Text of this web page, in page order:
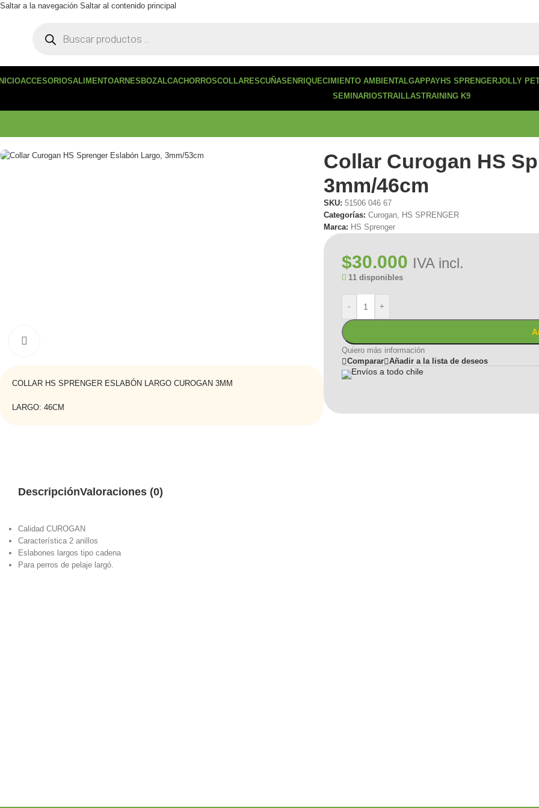
Saltar a la navegación Saltar al contenido principal
ACCESORIOSALIMENTOARNES BOZALCACHORROSCOLLARESCUÑAS ENRIQUECIMIENTO AMBIENTALGAPPAYHS SPRENGERJOLLY
SEMINARIOSTRAILLASTRAINING K9
COLLAR HS SPRENGER ESLABÓN LARGO CUROGAN 3MM
LARGO: 46CM
Collar Curogan HS
3mm/46cm
SKU: 51506 046 67
Categorías: Curogan, HS SPRENGER
Marca: HS Sprenger
$30.000 IVA incl.
11 disponibles
- +
Quiero más información
Comparar
Añadir a la lista de deseos
Envíos a todo chile
DescripciónValoraciones (0)
Calidad CUROGAN
Característica 2 anillos
Eslabones largos tipo cadena
Para perros de pelaje largó.